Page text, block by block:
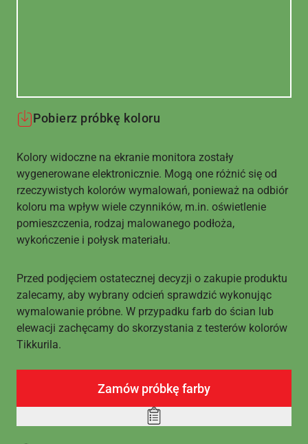
Pobierz próbkę koloru
Kolory widoczne na ekranie monitora zostały
wygenerowane elektronicznie. Mogą one różnić się od
rzeczywistych kolorów wymalowań, ponieważ na odbiór
koloru ma wpływ wiele czynników, m.in. oświetlenie
pomieszczenia, rodzaj malowanego podłoża,
wykończenie i połysk materiału.
Przed podjęciem ostatecznej decyzji o zakupie produktu
zalecamy, aby wybrany odcień sprawdzić wykonując
wymalowanie próbne. W przypadku farb do ścian lub
elewacji zachęcamy do skorzystania z testerów kolorów
Tikkurila.
Zamów próbkę farby
Add